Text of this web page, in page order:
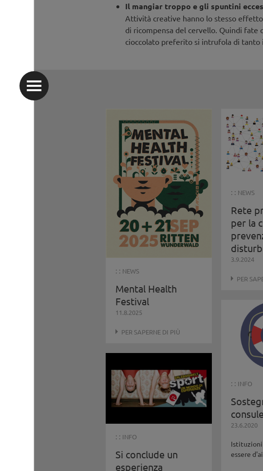
Il mangiar troppo e gli spuntini
Attività creative hanno lo stesso
di ricompensa del cervello. Quindi fate
cioccolato preferito si intrufola di tanto
: : NEWS
Mental Health
Festival
11.8.2025
PER SAPERNE DI PIÙ
: : NEWS
Rete
per la
3.9.2024
PER
: : INFO
Si conclude un
esperienza
: : INFO
23.6.2020
Istituzioni
essere